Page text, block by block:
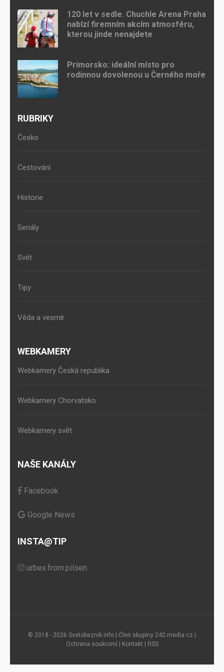
120 let v sedle. Chuchle Arena Praha
nabízí firemním akcím atmosféru,
kterou jinde nenajdete
Primorsko: ideální místo pro
rodinnou dovolenou u Černého moře
RUBRIKY
Česko
Cestování
Historie
Seriály
Svět
Tipy
Věda a vesmír
WEBKAMERY
Webkamery Česká republika
Webkamery Chorvatsko
Webkamery svět
NAŠE KANÁLY
Facebook
Google News
INSTA@TIP
urbex.from.pilsen
© 2018 - 2026 Svetobeznik.info | Člen skupiny 242.media.cz
Ochrana soukromí
Kontakt RSS